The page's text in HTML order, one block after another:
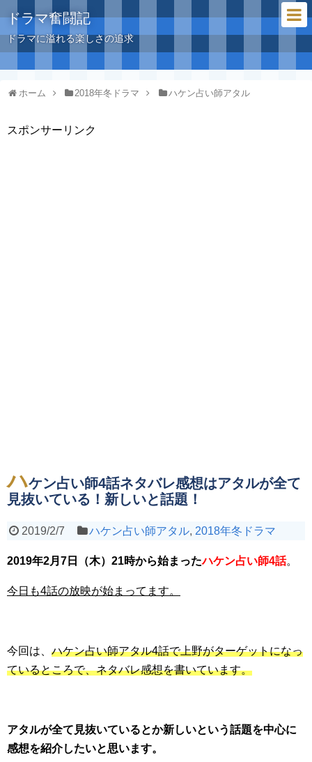
ドラマ奮闘記
ドラマに溢れる楽しさの追求
ホーム 2018年冬ドラマ ハケン占い師アタル
スポンサーリンク
ハケン占い師4話ネタバレ感想はアタルが全て
見抜いている！新しいと話題！
2019/2/7 ハケン占い師アタル, 2018年冬ドラマ
2019年2月7日（木）21時から始まったハケン占い師4話。
今日も4話の放映が始まってます。
今回は、 ハケン占い師アタル4話で上野がターゲットになっ
ているところで、ネタバレ感想を書いています。
アタルが全て見抜いているとか新しいという話題を中心に
感想を紹介したいと思います。